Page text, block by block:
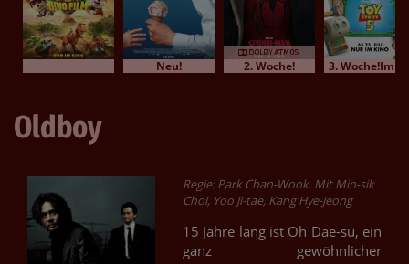
Neu! 2. Woche!
Oldboy
Regie: Park Chan-Wook. Mit Min-sik
Choi, Yoo Ji-tae, Kang Hye-Jeong
15 Jahre lang ist Oh Dae-su, ein
ganz gewöhnlicher